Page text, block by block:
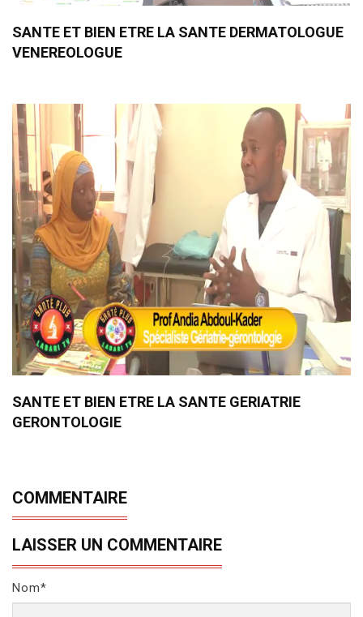
SANTE ET BIEN ETRE LA SANTE DERMATOLOGUE
VENEREOLOGUE
SANTE ET BIEN ETRE LA SANTE GERIATRIE
GERONTOLOGIE
COMMENTAIRE
LAISSER UN COMMENTAIRE
Nom*